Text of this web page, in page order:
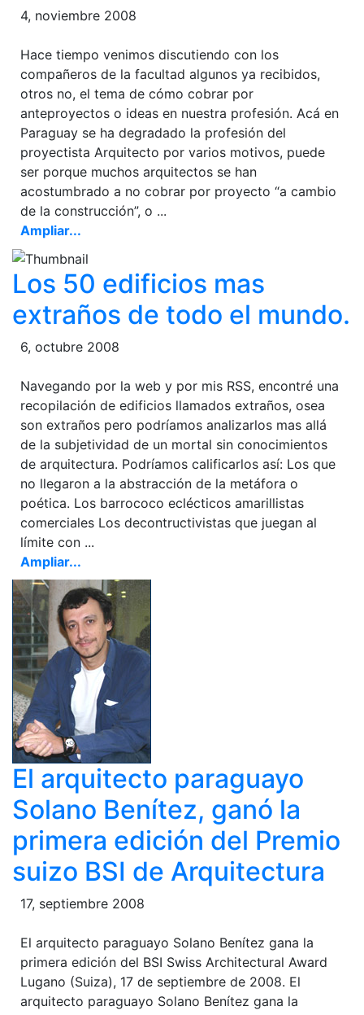
4, noviembre 2008
Hace tiempo venimos discutiendo con los
compañeros de la facultad algunos ya recibidos,
otros no, el tema de cómo cobrar por
anteproyectos o ideas en nuestra profesión. Acá en
Paraguay se ha degradado la profesión del
proyectista Arquitecto por varios motivos, puede
ser porque muchos arquitectos se han
acostumbrado a no cobrar por proyecto “a cambio
de la construcción”, o ...
Ampliar...
Los 50 edificios mas
extraños de todo el mundo.
6, octubre 2008
Navegando por la web y por mis RSS, encontré una
recopilación de edificios llamados extraños, osea
son extraños pero podríamos analizarlos mas allá
de la subjetividad de un mortal sin conocimientos
de arquitectura. Podríamos calificarlos así: Los que
no llegaron a la abstracción de la metáfora o
poética. Los barrococo eclécticos amarillistas
comerciales Los decontructivistas que juegan al
límite con ...
Ampliar...
El arquitecto paraguayo
Solano Benítez, ganó la
primera edición del Premio
suizo BSI de Arquitectura
17, septiembre 2008
El arquitecto paraguayo Solano Benítez gana la
primera edición del BSI Swiss Architectural Award
Lugano (Suiza), 17 de septiembre de 2008. El
arquitecto paraguayo Solano Benítez gana la